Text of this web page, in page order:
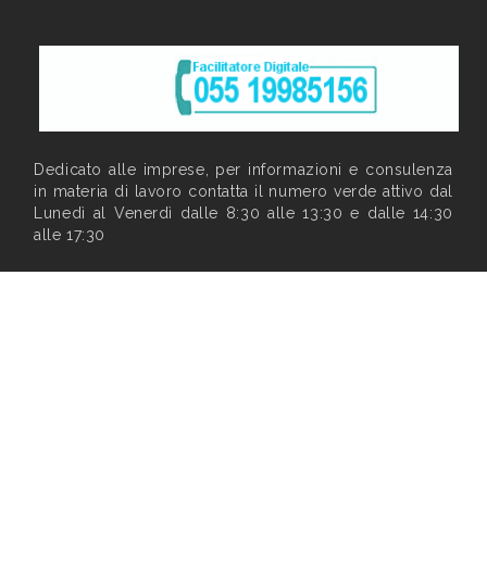
Dedicato alle imprese, per informazioni e consulenza
in materia di lavoro contatta il numero verde attivo dal
Lunedì al Venerdì dalle 8:30 alle 13:30 e dalle 14:30
alle 17:30